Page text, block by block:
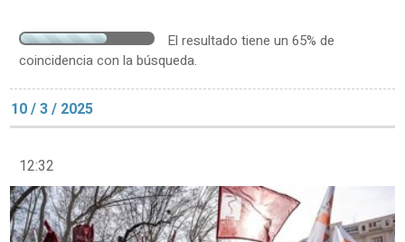
El resultado tiene un 65% de
coincidencia con la búsqueda.
10 / 3 / 2025
12:32